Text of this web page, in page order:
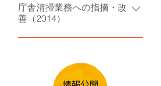
庁舎清掃業務への指摘・改
善（2014）
清掃業務を随意契約で行う問題点